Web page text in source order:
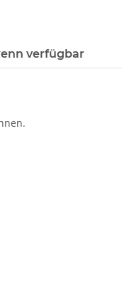
verfügbar